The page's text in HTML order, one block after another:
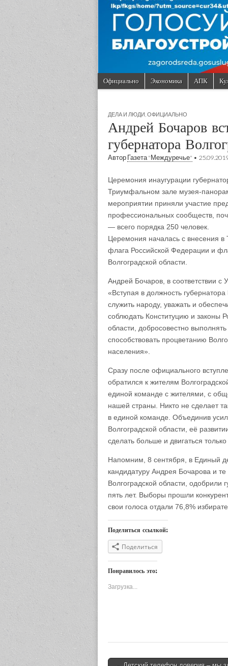
Main menu
Skip to content
Официально Экономика АПК
ДЕЛА И ЛЮДИ ОФИЦИАЛЬНО
Андрей Бочаров
губернатора
Автор Газета "Междуречье" •
Церемония инаугурации
Триумфальном зале музея-
мероприятии приняли участие
профессиональных сообществ,
— всего порядка 250 человек.
Церемония началась с внесения
флага Российской Федерации и
Волгоградской области.
Андрей Бочаров, в соответствии с
«Вступая в должность
служить народу, уважать и
соблюдать Конституцию и законы
области, добросовестно
способствовать процветанию
населения».
Сразу после официального
обратился к жителям
единой команде с жителями, с
нашей страны. Никто не сделает
в единой команде. Объединив
Волгоградской области, её
сделать больше и двигаться
Напомним, 8 сентября, в Единый
кандидатуру Андрея Бочарова и
Волгоградской области, одобрили
пять лет. Выборы прошли
свои голоса отдали 76,8%
Поделиться ссылкой:
Поделиться
Понравилось это:
Загрузка...